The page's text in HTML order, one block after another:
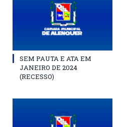
SEM PAUTA E ATA EM
JANEIRO DE 2024
(RECESSO)